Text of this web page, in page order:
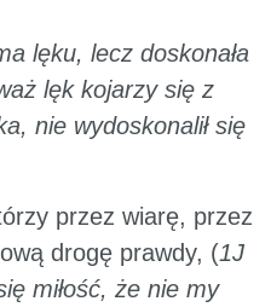
lęku, lecz doskonała
lęk kojarzy się z
nie wydoskonalił się
przez wiarę, przez
drogę prawdy, (1J
miłość, że nie my